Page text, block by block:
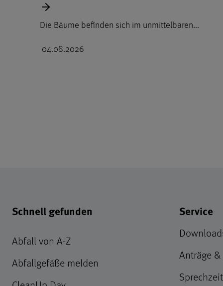
Die Bäume befinden sich im unmittelbaren...
04.08.2026
Footer -
Schnell gefunden
Abfall von A-Z
Abfallgefäße melden
Service
Anträge